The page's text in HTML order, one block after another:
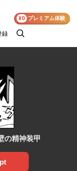
録
検
¥0 プレミアム体験
の精神装甲